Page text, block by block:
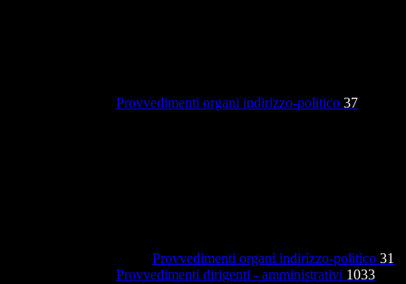
Provvedimenti organi indirizzo-politico 37
Provvedimenti organi indirizzo-politico 31
Provvedimenti dirigenti - amministrativi 1033